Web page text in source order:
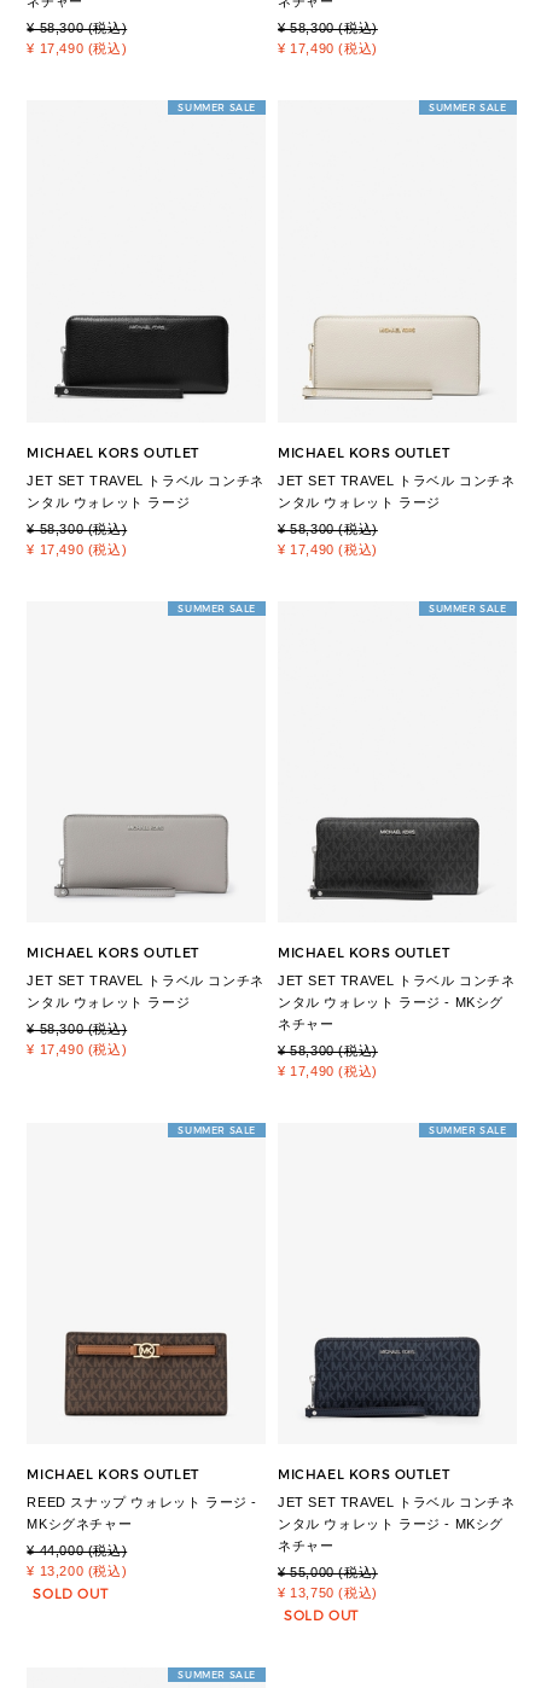
¥ 58,300 (税込)
¥ 17,490 (税込)
¥ 58,300 (税込)
¥ 17,490 (税込)
SUMMER SALE
MICHAEL KORS OUTLET
JET SET TRAVEL トラベル コンチネ
ンタル ウォレット ラージ
¥ 58,300 (税込)
¥ 17,490 (税込)
SUMMER SALE
MICHAEL KORS OUTLET
JET SET TRAVEL トラベル コンチネ
ンタル ウォレット ラージ
¥ 58,300 (税込)
¥ 17,490 (税込)
SUMMER SALE
MICHAEL KORS OUTLET
JET SET TRAVEL トラベル コンチネ
ンタル ウォレット ラージ
¥ 58,300 (税込)
¥ 17,490 (税込)
SUMMER SALE
MICHAEL KORS OUTLET
JET SET TRAVEL トラベル コンチネ
ンタル ウォレット ラージ - MKシグ
ネチャー
¥ 58,300 (税込)
¥ 17,490 (税込)
SUMMER SALE
MICHAEL KORS OUTLET
REED スナップ ウォレット ラージ -
MKシグネチャー
¥ 44,000 (税込)
¥ 13,200 (税込)
SOLD OUT
SUMMER SALE
MICHAEL KORS OUTLET
JET SET TRAVEL トラベル コンチネ
ンタル ウォレット ラージ - MKシグ
ネチャー
¥ 55,000 (税込)
¥ 13,750 (税込)
SOLD OUT
SUMMER SALE